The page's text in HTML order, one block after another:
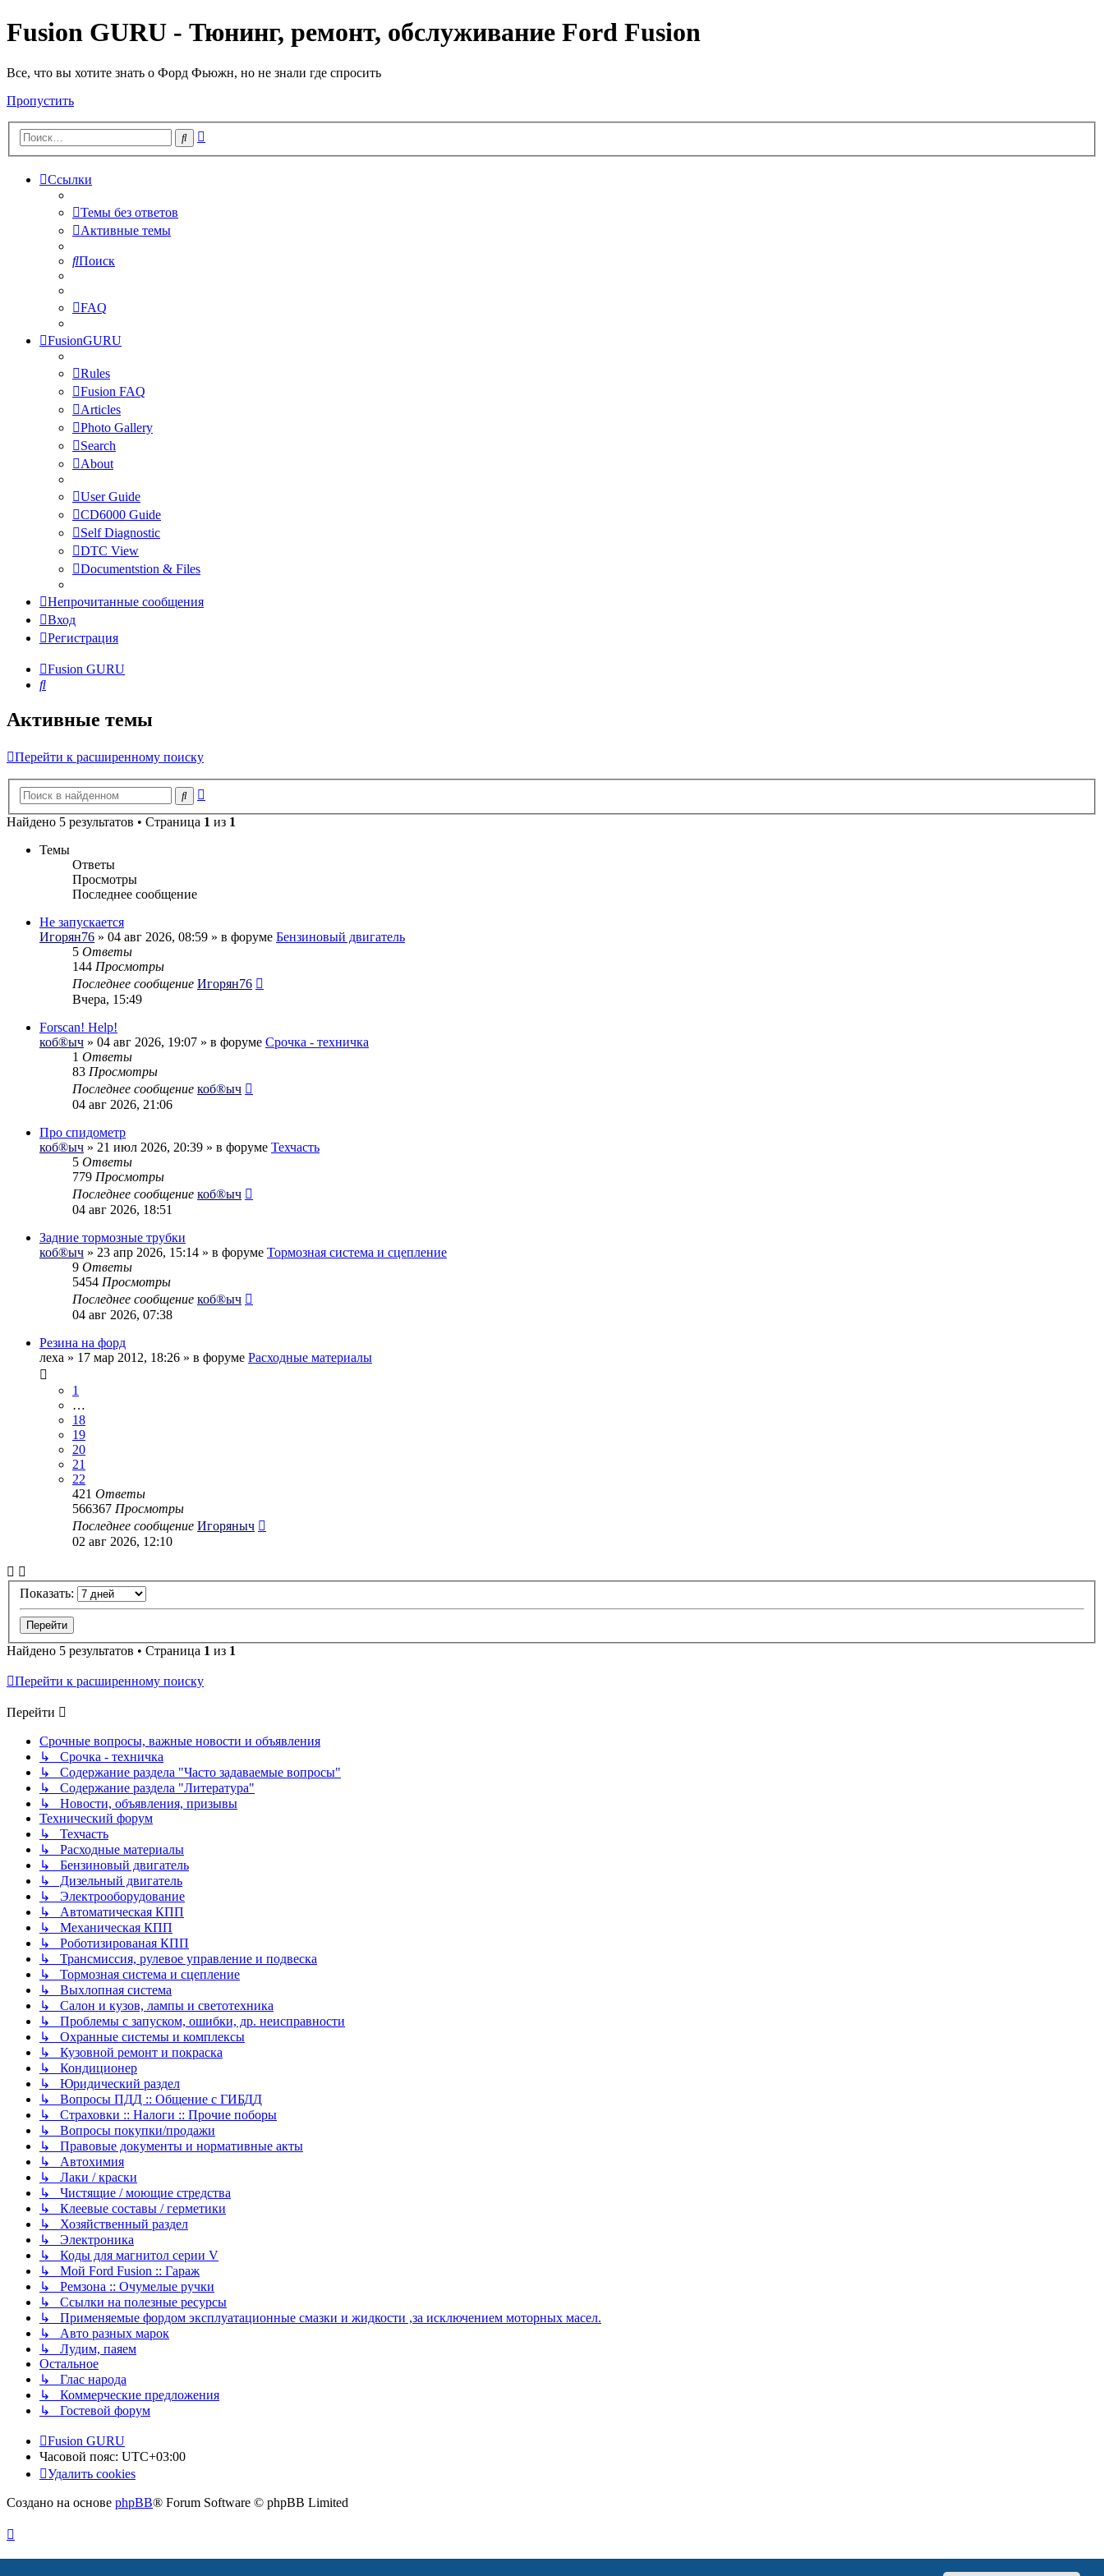
Fusion GURU - Тюнинг, ремонт, обслуживание Ford Fusion
Все, что вы хотите знать о Форд Фьюжн, но не знали где спросить
Пропустить
Поиск
Ссылки
Темы без ответов
Активные темы
Поиск
FAQ
FusionGURU
Rules
Fusion FAQ
Articles
Photo Gallery
Search
About
User Guide
CD6000 Guide
Self Diagnostic
DTC View
Documentstion & Files
Непрочитанные сообщения
Вход
Регистрация
Fusion GURU
Поиск
Активные темы
Перейти к расширенному поиску
Поиск
Найдено 5 результатов • Страница 1 из 1
Темы
Ответы
Просмотры
Последнее сообщение
Не запускается
Игорян76 » 04 авг 2026, 08:59 » в форуме Бензиновый двигатель
5 Ответы
144 Просмотры
Последнее сообщение Игорян76
Вчера, 15:49
Forscan! Help!
коб®ыч » 04 авг 2026, 19:07 » в форуме Срочка - техничка
1 Ответы
83 Просмотры
Последнее сообщение коб®ыч
04 авг 2026, 21:06
Про спидометр
коб®ыч » 21 июл 2026, 20:39 » в форуме Техчасть
5 Ответы
779 Просмотры
Последнее сообщение коб®ыч
04 авг 2026, 18:51
Задние тормозные трубки
коб®ыч » 23 апр 2026, 15:14 » в форуме Тормозная система и сцепление
9 Ответы
5454 Просмотры
Последнее сообщение коб®ыч
04 авг 2026, 07:38
Резина на форд
леха » 17 мар 2012, 18:26 » в форуме Расходные материалы
1
…
18
19
20
21
22
421 Ответы
566367 Просмотры
Последнее сообщение Игоряныч
02 авг 2026, 12:10
Показать:
Найдено 5 результатов • Страница 1 из 1
Перейти к расширенному поиску
Перейти
Срочные вопросы, важные новости и объявления
↳ Срочка - техничка
↳ Содержание раздела "Часто задаваемые вопросы"
↳ Содержание раздела "Литература"
↳ Новости, объявления, призывы
Технический форум
↳ Техчасть
↳ Расходные материалы
↳ Бензиновый двигатель
↳ Дизельный двигатель
↳ Электрооборудование
↳ Автоматическая КПП
↳ Механическая КПП
↳ Роботизированая КПП
↳ Трансмиссия, рулевое управление и подвеска
↳ Тормозная система и сцепление
↳ Выхлопная система
↳ Салон и кузов, лампы и светотехника
↳ Проблемы с запуском, ошибки, др. неисправности
↳ Охранные системы и комплексы
↳ Кузовной ремонт и покраска
↳ Кондиционер
↳ Юридический раздел
↳ Вопросы ПДД :: Общение с ГИБДД
↳ Страховки :: Налоги :: Прочие поборы
↳ Вопросы покупки/продажи
↳ Правовые документы и нормативные акты
↳ Автохимия
↳ Лаки / краски
↳ Чистящие / моющие стредства
↳ Клеевые составы / герметики
↳ Хозяйственный раздел
↳ Электроника
↳ Коды для магнитол серии V
↳ Мой Ford Fusion :: Гараж
↳ Ремзона :: Очумелые ручки
↳ Ссылки на полезные ресурсы
↳ Применяемые фордом эксплуатационные смазки и жидкости ,за исключением моторных масел.
↳ Авто разных марок
↳ Лудим, паяем
Остальное
↳ Глас народа
↳ Коммерческие предложения
↳ Гостевой форум
Fusion GURU
Часовой пояс: UTC+03:00
Удалить cookies
Создано на основе phpBB® Forum Software © phpBB Limited